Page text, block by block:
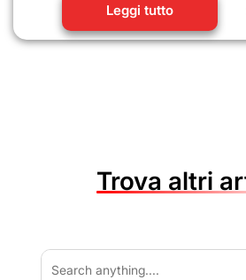
Leggi tutto
Trova altri
Search
for: